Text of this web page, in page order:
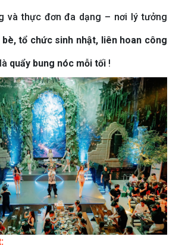
và thực đơn đa dạng – nơi lý tưởng
bè, tổ chức sinh nhật, liên hoan công
quẩy bung nóc mỗi tối !